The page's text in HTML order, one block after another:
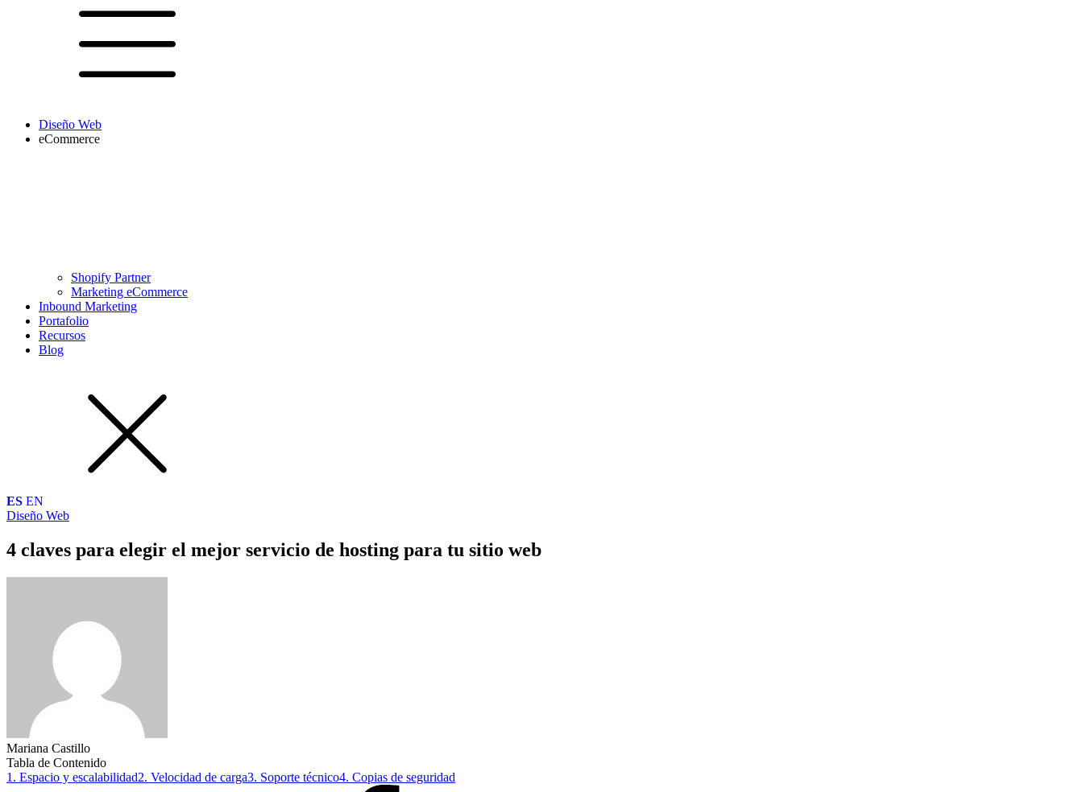
Diseño Web
eCommerce
Shopify Partner
Marketing eCommerce
Inbound Marketing
Portafolio
Recursos
Blog
ES EN
Diseño Web
4 claves para elegir el mejor servicio de hosting para tu sitio web
Mariana Castillo
Tabla de Contenido
1. Espacio y escalabilidad2. Velocidad de carga3. Soporte técnico4. Copias de seguridad